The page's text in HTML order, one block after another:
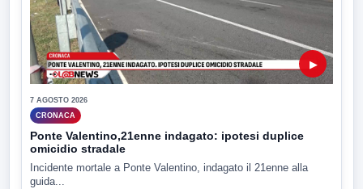
▶
7 AGOSTO 2026
CRONACA
Ponte Valentino,21enne indagato: ipotesi duplice
omicidio stradale
Incidente mortale a Ponte Valentino, indagato il 21enne alla
guida...